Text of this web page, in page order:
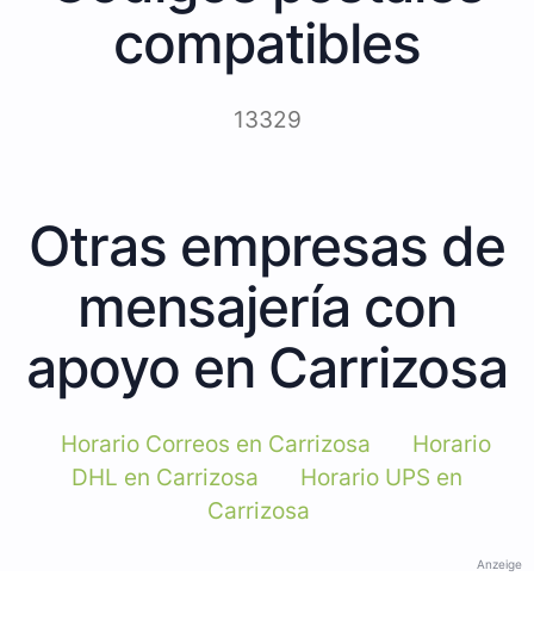
compatibles
13329
Otras empresas de
mensajería con
apoyo en Carrizosa
Horario Correos en Carrizosa
Horario
DHL en Carrizosa
Horario UPS en
Carrizosa
Anzeige